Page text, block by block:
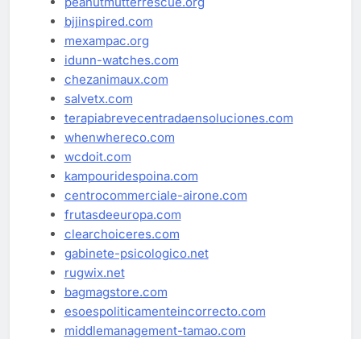
bjjinspired.com
mexampac.org
idunn-watches.com
chezanimaux.com
salvetx.com
terapiabrevecentradaensoluciones.com
whenwhereco.com
wcdoit.com
kampouridespoina.com
centrocommerciale-airone.com
frutasdeeuropa.com
clearchoiceres.com
gabinete-psicologico.net
rugwix.net
bagmagstore.com
esoespoliticamenteincorrecto.com
middlemanagement-tamao.com